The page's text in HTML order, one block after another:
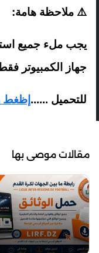
⚠️ ملاحظة هامة:
يجب ملء جميع
جهاز الكمبيوتر
للتحميل ...... إظغط
مقالات موصى بها